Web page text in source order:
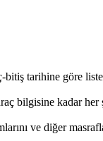
tarihine göre
bilgisine kadar
ve diğer